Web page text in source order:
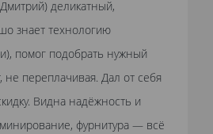
деликатный,
знает технологию
помог подобрать нужный
переплачивая. Дал от себя
Видна надёжность и
фурнитура — всё